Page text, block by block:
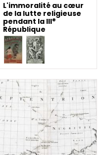
L'immoralité au cœur
de la lutte religieuse
pendant la IIIe
République